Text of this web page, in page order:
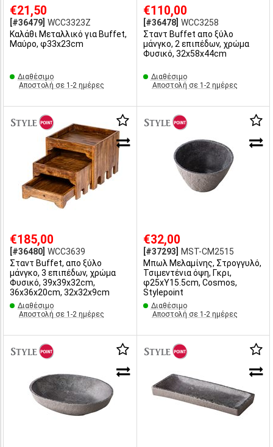
€21,50
[#36479] WCC3323Z
Καλάθι Μεταλλικό για Buffet,
Μαύρο, φ33x23cm
Διαθέσιμο
Αποστολή σε 1-2 ημέρες
€110,00
[#36478] WCC3258
Σταντ Buffet απο ξύλο
μάνγκο, 2 επιπέδων, χρώμα
Φυσικό, 32x58x44cm
Διαθέσιμο
Αποστολή σε 1-2 ημέρες
€185,00
[#36480] WCC3639
Σταντ Buffet, απο ξύλο
μάνγκο, 3 επιπέδων, χρώμα
Φυσικό, 39x39x32cm,
36x36x20cm, 32x32x9cm
Διαθέσιμο
Αποστολή σε 1-2 ημέρες
€32,00
[#37293]
MST-CM2515
Μπωλ Μελαμίνης, Στρογγυλό,
Τσιμεντένια όψη, Γκρι,
φ25xΥ15.5cm, Cosmos,
Stylepoint
Διαθέσιμο
Αποστολή σε 1-2 ημέρες